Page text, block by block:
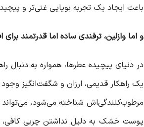
باعث ایجاد یک تجربه بویایی غنی‌تر و
و اما وازلین، ترفندی ساده اما قدرتمند
در دنیای پیچیده عطرها، همواره به دنبال
یک راهکار قدیمی، ارزان و شگفت‌انگیز
مرطوب‌کنندگی‌اش شناخته می‌شود،